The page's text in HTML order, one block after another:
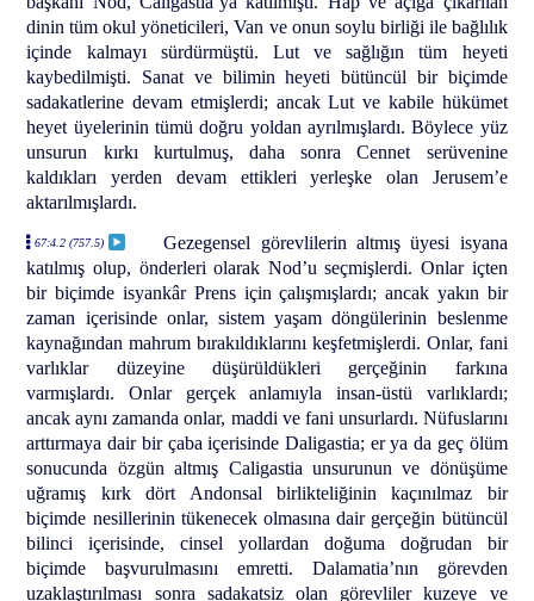
dinin tüm okul yöneticileri, Van ve onun soylu birliği ile bağlılık
içinde kalmayı sürdürmüştü. Lut ve sağlığın tüm heyeti
kaybedilmişti. Sanat ve bilimin heyeti bütüncül bir biçimde
sadakatlerine devam etmişlerdi; ancak Lut ve kabile hükümet
heyet üyelerinin tümü doğru yoldan ayrılmışlardı. Böylece yüz
unsurun kırkı kurtulmuş, daha sonra Cennet serüvenine
kaldıkları yerden devam ettikleri yerleşke olan Jerusem’e
aktarılmışlardı.
67:4.2 (757.5)
Gezegensel görevlilerin altmış üyesi isyana
katılmış olup, önderleri olarak Nod’u seçmişlerdi. Onlar içten
bir biçimde isyankâr Prens için çalışmışlardı; ancak yakın bir
zaman içerisinde onlar, sistem yaşam döngülerinin beslenme
kaynağından mahrum bırakıldıklarını keşfetmişlerdi. Onlar, fani
varlıklar düzeyine düşürüldükleri gerçeğinin farkına
varmışlardı. Onlar gerçek anlamıyla insan-üstü varlıklardı;
ancak aynı zamanda onlar, maddi ve fani unsurlardı. Nüfuslarını
arttırmaya dair bir çaba içerisinde Daligastia; er ya da geç ölüm
sonucunda özgün altmış Caligastia unsurunun ve dönüşüme
uğramış kırk dört Andonsal birlikteliğinin kaçınılmaz bir
biçimde nesillerinin tükenecek olmasına dair gerçeğin bütüncül
bilinci içerisinde, cinsel yollardan doğuma doğrudan bir
biçimde başvurulmasını emretti. Dalamatia’nın görevden
uzaklaştırılması sonra sadakatsiz olan görevliler kuzeye ve